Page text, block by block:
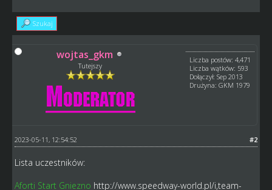
Szukaj
wojtas_gkm
Tutejszy
Liczba postów: 4,471
Liczba wątków: 593
Dołączył: Sep 2013
Drużyna: GKM 1979
#2
2023-05-11, 12:54:52
Lista uczestników:
Aforti Start Gniezno http://www.speedway-world.pl/i,team-